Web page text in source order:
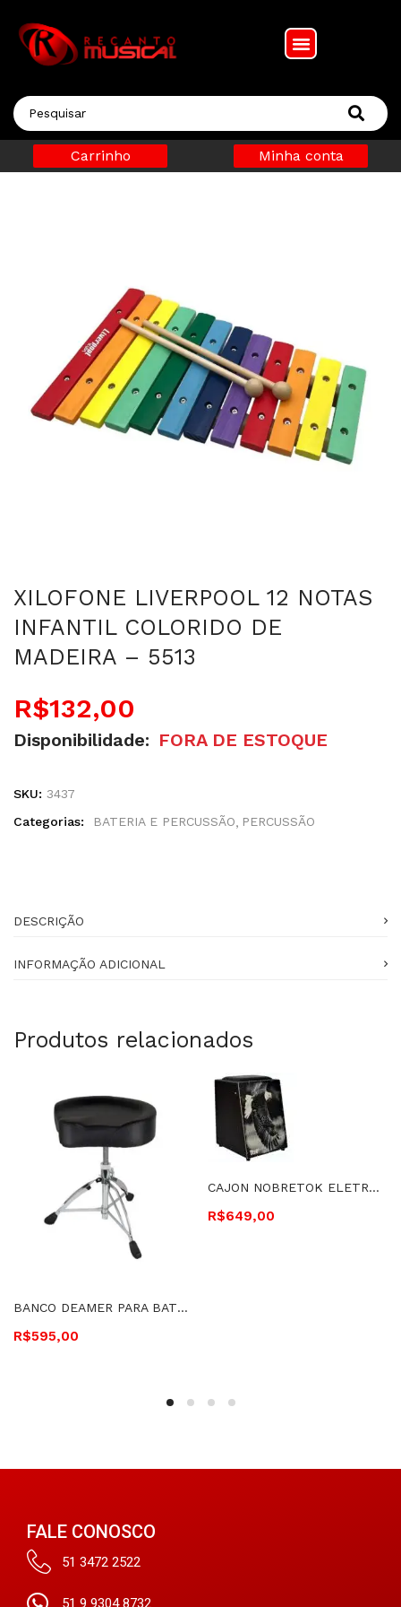
Carrinho Minha conta
XILOFONE LIVERPOOL 12 NOTAS
INFANTIL COLORIDO DE
MADEIRA – 5513
R$132,00
Disponibilidade: FORA DE ESTOQUE
SKU: 3437
Categorias:
BATERIA E PERCUSSÃO PERCUSSÃO
DESCRIÇÃO
INFORMAÇÃO ADICIONAL
Produtos relacionados
BANCO DEAMER PARA BATERIA SELIM – SG4-B-T BK
R$595,00
CAJON NOBRETOK ELETROACÚSTICO ÁGUIA COM BONGÔ EMBUTIDO – ÁGUIA TOK 214
R$649,00
FALE CONOSCO
51 3472 2522
51 9 9304 8732